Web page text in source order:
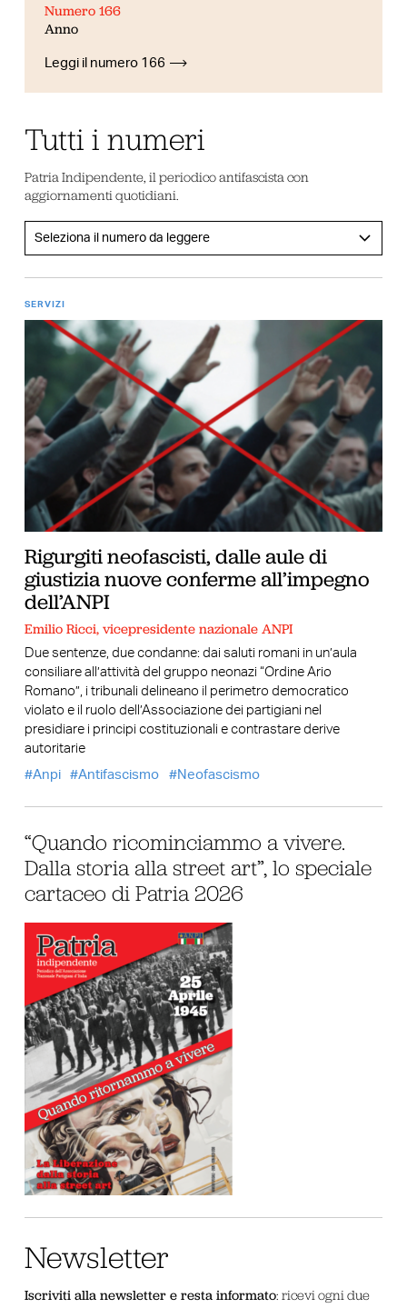
Numero 166
Anno
Leggi il numero 166
Tutti i numeri
Patria Indipendente, il periodico antifascista con
aggiornamenti quotidiani.
SERVIZI
Rigurgiti neofascisti, dalle aule di
giustizia nuove conferme all’impegno
dell’ANPI
Emilio Ricci, vicepresidente nazionale ANPI
Due sentenze, due condanne: dai saluti romani in un’aula
consiliare all’attività del gruppo neonazi “Ordine Ario
Romano”, i tribunali delineano il perimetro democratico
violato e il ruolo dell’Associazione dei partigiani nel
presidiare i principi costituzionali e contrastare derive
autoritarie
Anpi
Antifascismo Neofascismo
“Quando ricominciammo a vivere.
Dalla storia alla street art”, lo speciale
cartaceo di Patria 2026
Newsletter
Iscriviti alla newsletter e resta informato: ricevi ogni due